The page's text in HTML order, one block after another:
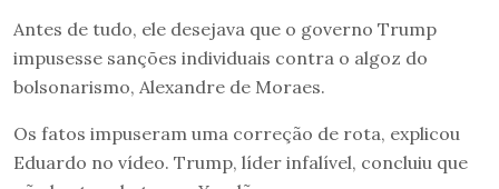
Antes de tudo, ele desejava que o governo Trump
impusesse sanções individuais contra o algoz do
bolsonarismo, Alexandre de Moraes.
Os fatos impuseram uma correção de rota, explicou
Eduardo no vídeo. Trump, líder infalível, concluiu que